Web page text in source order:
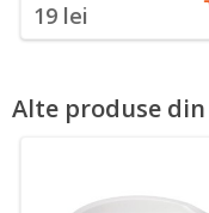
19 lei
Alte produse